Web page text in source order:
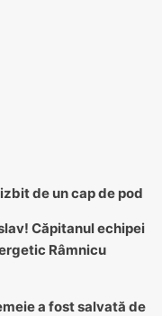
de un cap de pod
Căpitanul echipei
Râmnicu
a fost salvată de